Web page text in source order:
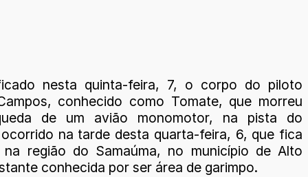
nesta quinta-feira, 7, o corpo do piloto
conhecido como Tomate, que morreu
de um avião monomotor, na pista do
na tarde desta quarta-feira, 6, que fica
na região do Samaúma, no município de Alto
conhecida por ser área de garimpo.